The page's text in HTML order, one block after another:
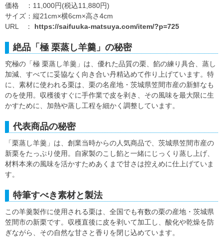
価格 ：11,000円(税込11,880円)
サイズ：縦21cm×横6cm×高さ4cm
URL ： https://saifuuka-matsuya.com/item/?p=725
絶品「極 栗蒸し羊羹」の秘密
究極の「極 栗蒸し羊羹」は、優れた品質の栗、餡の練り具合、蒸し
加減、すべてに妥協なく向き合い丹精込めて作り上げています。特
に、素材に使われる栗は、栗の名産地・茨城県笠間市産の新鮮なも
のを使用。収穫後すぐに手作業で皮を剥き、その風味を最大限に生
かすために、加熱や蒸し工程を細かく調整しています。
代表商品の秘密
「栗蒸し羊羹」は、創業当時からの人気商品で、茨城県笠間市産の
新栗をたっぷり使用。自家製のこし餡と一緒にじっくり蒸し上げ、
材料本来の風味を活かすためあくまで甘さは控えめに仕上げていま
す。
特筆すべき素材と製法
この羊羹製作に使用される栗は、全国でも有数の栗の産地・茨城県
笠間市の新栗です。収穫直後に皮を剥いて加工し、酸化や乾燥を防
ぎながら、その自然な甘さと香りを閉じ込めています。